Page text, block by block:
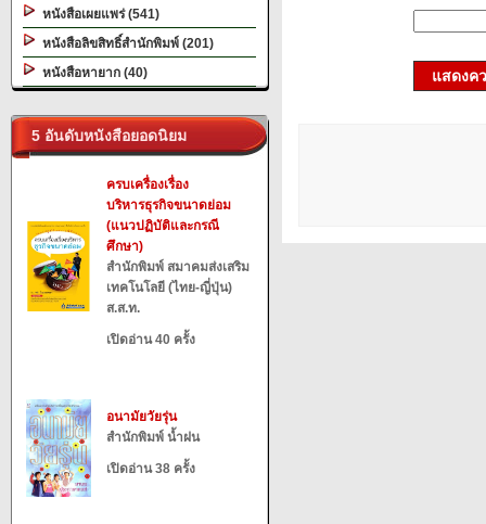
หนังสือเผยแพร่ (541)
หนังสือลิขสิทธิ์สำนักพิมพ์ (201)
หนังสือหายาก (40)
5 อันดับหนังสือยอดนิยม
ครบเครื่องเรื่อง
บริหารธุรกิจขนาดย่อม
(แนวปฏิบัติและกรณี
ศึกษา)
สำนักพิมพ์ สมาคมส่งเสริม
เทคโนโลยี (ไทย-ญี่ปุ่น)
ส.ส.ท.
เปิดอ่าน 40 ครั้ง
อนามัยวัยรุ่น
สำนักพิมพ์ น้ำฝน
เปิดอ่าน 38 ครั้ง
แสดงค